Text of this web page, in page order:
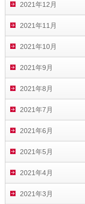
2021年12月
2021年11月
2021年10月
2021年9月
2021年8月
2021年7月
2021年6月
2021年5月
2021年4月
2021年3月